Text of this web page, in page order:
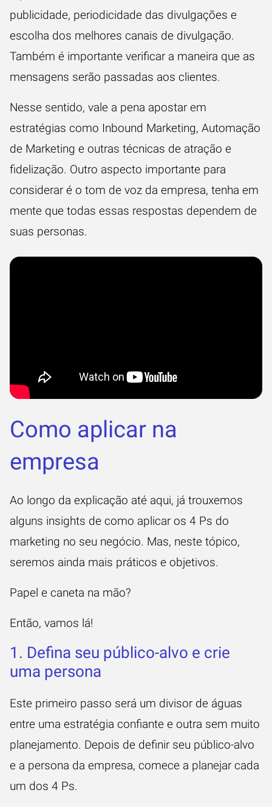
publicidade, periodicidade das divulgações e
escolha dos melhores canais de divulgação.
Também é importante verificar a maneira que as
mensagens serão passadas aos clientes.
Nesse sentido, vale a pena apostar em
estratégias como Inbound Marketing, Automação
de Marketing e outras técnicas de atração e
fidelização. Outro aspecto importante para
considerar é o tom de voz da empresa, tenha em
mente que todas essas respostas dependem de
suas personas.
Como aplicar na
empresa
Ao longo da explicação até aqui, já trouxemos
alguns insights de como aplicar os 4 Ps do
marketing no seu negócio. Mas, neste tópico,
seremos ainda mais práticos e objetivos.
Papel e caneta na mão?
Então, vamos lá!
1. Defina seu público-alvo e crie
uma persona
Este primeiro passo será um divisor de águas
entre uma estratégia confiante e outra sem muito
planejamento. Depois de definir seu público-alvo
e a persona da empresa, comece a planejar cada
um dos 4 Ps.